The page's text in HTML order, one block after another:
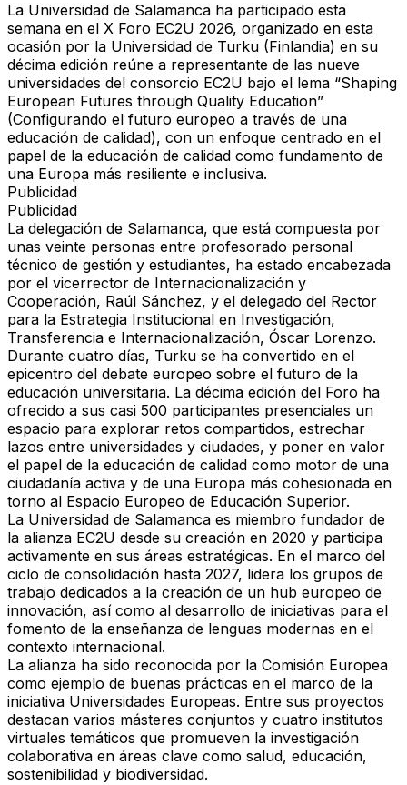
La Universidad de Salamanca ha participado esta
semana en el X Foro EC2U 2026, organizado en esta
ocasión por la Universidad de Turku (Finlandia) en su
décima edición reúne a representante de las nueve
universidades del consorcio EC2U bajo el lema “Shaping
European Futures through Quality Education”
(Configurando el futuro europeo a través de una
educación de calidad), con un enfoque centrado en el
papel de la educación de calidad como fundamento de
una Europa más resiliente e inclusiva.
Publicidad
Publicidad
La delegación de Salamanca, que está compuesta por
unas veinte personas entre profesorado personal
técnico de gestión y estudiantes, ha estado encabezada
por el vicerrector de Internacionalización y
Cooperación, Raúl Sánchez, y el delegado del Rector
para la Estrategia Institucional en Investigación,
Transferencia e Internacionalización, Óscar Lorenzo.
Durante cuatro días, Turku se ha convertido en el
epicentro del debate europeo sobre el futuro de la
educación universitaria. La décima edición del Foro ha
ofrecido a sus casi 500 participantes presenciales un
espacio para explorar retos compartidos, estrechar
lazos entre universidades y ciudades, y poner en valor
el papel de la educación de calidad como motor de una
ciudadanía activa y de una Europa más cohesionada en
torno al Espacio Europeo de Educación Superior.
La Universidad de Salamanca es miembro fundador de
la alianza EC2U desde su creación en 2020 y participa
activamente en sus áreas estratégicas. En el marco del
ciclo de consolidación hasta 2027, lidera los grupos de
trabajo dedicados a la creación de un hub europeo de
innovación, así como al desarrollo de iniciativas para el
fomento de la enseñanza de lenguas modernas en el
contexto internacional.
La alianza ha sido reconocida por la Comisión Europea
como ejemplo de buenas prácticas en el marco de la
iniciativa Universidades Europeas. Entre sus proyectos
destacan varios másteres conjuntos y cuatro institutos
virtuales temáticos que promueven la investigación
colaborativa en áreas clave como salud, educación,
sostenibilidad y biodiversidad.